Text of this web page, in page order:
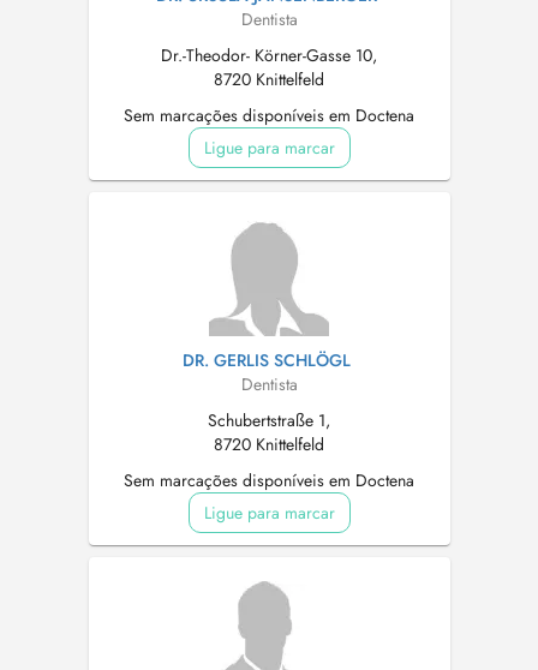
Dentista
Dr.-Theodor- Körner-Gasse 10,
8720 Knittelfeld
Sem marcações disponíveis em Doctena
Ligue para marcar
DR. GERLIS SCHLÖGL
Dentista
Schubertstraße 1,
8720 Knittelfeld
Sem marcações disponíveis em Doctena
Ligue para marcar